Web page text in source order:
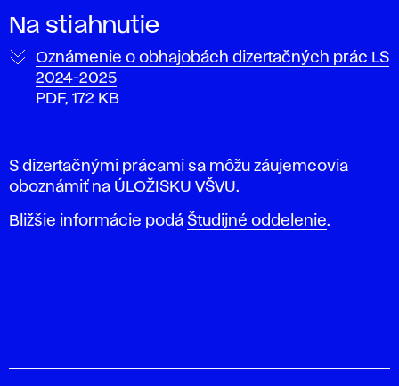
Na stiahnutie
Oznámenie o obhajobách dizertačných prác LS
2024-2025
PDF, 172 KB
S dizertačnými prácami sa môžu záujemcovia
oboznámiť na ÚLOŽISKU VŠVU.
Bližšie informácie podá Študijné oddelenie.